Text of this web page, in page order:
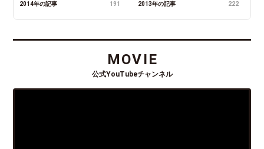
2014年の記事 191 2013年の記事 222
MOVIE
公式YouTubeチャンネル